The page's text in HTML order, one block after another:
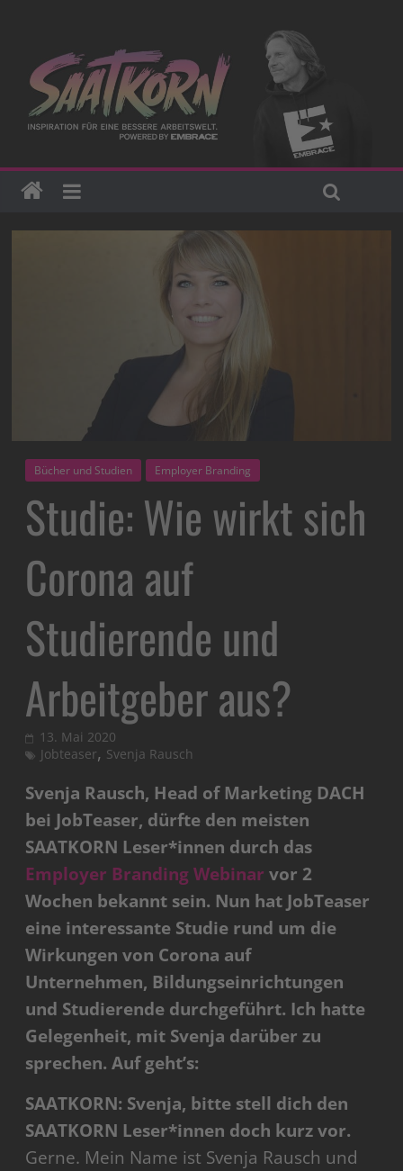
Bücher und Studien Employer Branding
Studie: Wie wirkt sich
Corona auf
Studierende und
Arbeitgeber aus?
13. Mai 2020
Jobteaser, Svenja Rausch
Svenja Rausch, Head of Marketing DACH
bei JobTeaser, dürfte den meisten
SAATKORN Leser*innen durch das
Employer Branding Webinar vor 2
Wochen bekannt sein. Nun hat JobTeaser
eine interessante Studie rund um die
Wirkungen von Corona auf
Unternehmen, Bildungseinrichtungen
und Studierende durchgeführt. Ich hatte
Gelegenheit, mit Svenja darüber zu
sprechen. Auf geht’s:
SAATKORN: Svenja, bitte stell dich den
SAATKORN Leser*innen doch kurz vor.
Gerne. Mein Name ist Svenja Rausch und